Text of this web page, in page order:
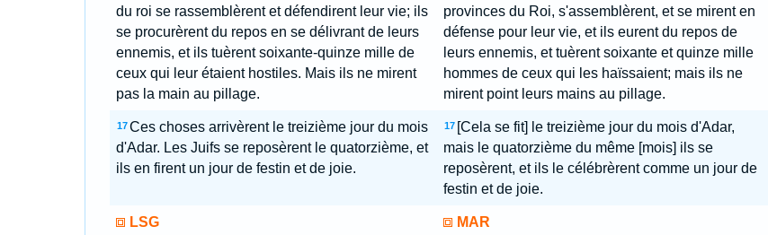
du roi se rassemblèrent et défendirent leur vie; ils
se procurèrent du repos en se délivrant de leurs
ennemis, et ils tuèrent soixante-quinze mille de
ceux qui leur étaient hostiles. Mais ils ne mirent
pas la main au pillage.
provinces du Roi, s'assemblèrent, et se mirent en
défense pour leur vie, et ils eurent du repos de
leurs ennemis, et tuèrent soixante et quinze mille
hommes de ceux qui les haïssaient; mais ils ne
mirent point leurs mains au pillage.
17 Ces choses arrivèrent le treizième jour du mois
d'Adar. Les Juifs se reposèrent le quatorzième, et
ils en firent un jour de festin et de joie.
17 [Cela se fit] le treizième jour du mois d'Adar,
mais le quatorzième du même [mois] ils se
reposèrent, et ils le célébrèrent comme un jour de
festin et de joie.
LSG MAR